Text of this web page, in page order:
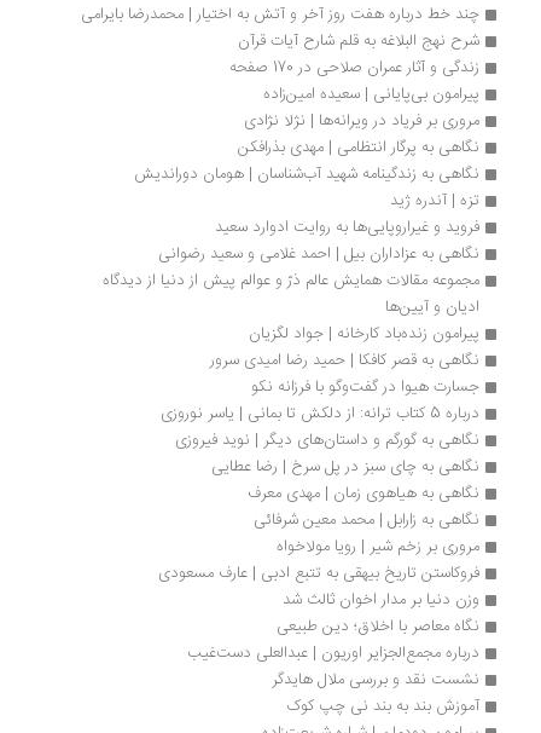
چند خط درباره هفت روز آخر و آتش به اختیار | محمدرضا بایرامی
شرح نهج البلاغه به قلم شارح آیات قرآن
زندگی و آثار عمران صلاحی در 170 صفحه
پیرامون بی‌پایانی | سعیده امین‌زاده
مروری بر فریاد در ویرانه‌ها | نژلا نژادی
نگاهی به پرگار انتظامی | مهدی بذرافکن
نگاهی به زندگینامه شهید آب‌شناسان | هومان دوراندیش
تزه | آندره ژید
فروید و غیراروپایی‌ها به روایت ادوارد سعید
نگاهی به عزاداران بیل | احمد غلامی و سعید رضوانی
مجموعه مقالات همایش عالم ذرّ و عوالم پیش از دنیا از دیدگاه
ادیان و آیین‌ها
پیرامون زنده‌باد کارخانه | جواد لگزیان
نگاهی به قصر کافکا | حمید رضا امیدی سرور
جسارت هیوا در گفت‌وگو با فرزانه نکو
درباره 5 کتاب‌ ترانه: از دلکش تا بمانی | یاسر نوروزی
نگاهی به گورگم و داستان‌های دیگر | نوید فیروزی
نگاهی به چای سبز در پل سرخ | رضا عطایی
نگاهی به هیاهوی زمان | مهدی معرف
نگاهی به زارابل | محمد معین شرفائی
مروری بر زخم شیر | رویا مولاخواه
فروکاستن تاریخ بیهقی به تتبع ادبی | عارف مسعودی
وزن دنیا بر مدار اخوان ثالث شد
نگاه معاصر با اخلاق؛ دین طبیعی
درباره مجمع‌الجزایر اوریون | عبدالعلی دست‌غیب
نشست نقد و بررسی ملال هایدگر
آموزش بند به بند نی چپ کوک